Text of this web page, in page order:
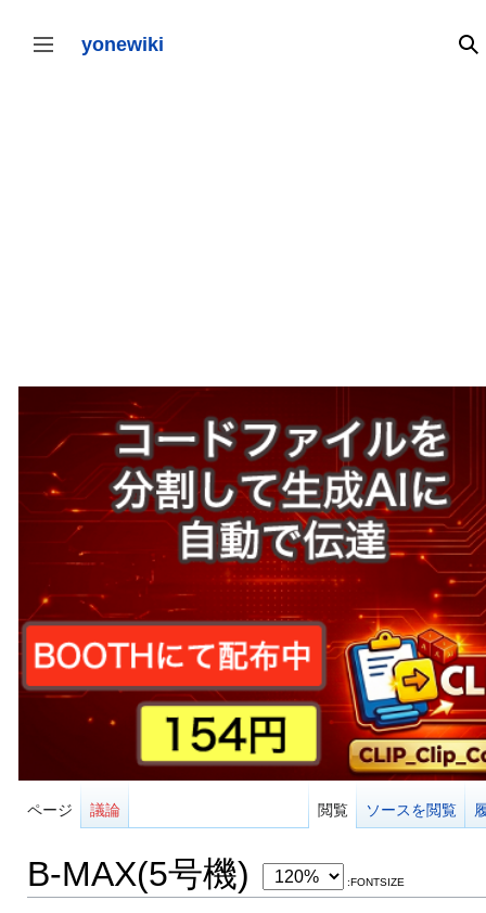
テ
サイドバーの切り替え yonewiki 検
ページ 議論 閲覧 ソースを閲覧
B-MAX(5号機) :FONTSIZE